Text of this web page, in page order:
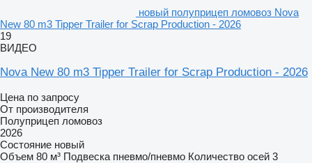
новый полуприцеп ломовоз Nova
New 80 m3 Tipper Trailer for Scrap Production - 2026
19
ВИДЕО
Nova New 80 m3 Tipper Trailer for Scrap Production - 2026
Цена по запросу
От производителя
Полуприцеп ломовоз
2026
Состояние новый
Объем 80 м³ Подвеска пневмо/пневмо Количество осей 3